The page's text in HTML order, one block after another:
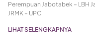
Perempuan Jabotabek – LBH
JRMK – UPC
LIHAT SELENGKAPNYA